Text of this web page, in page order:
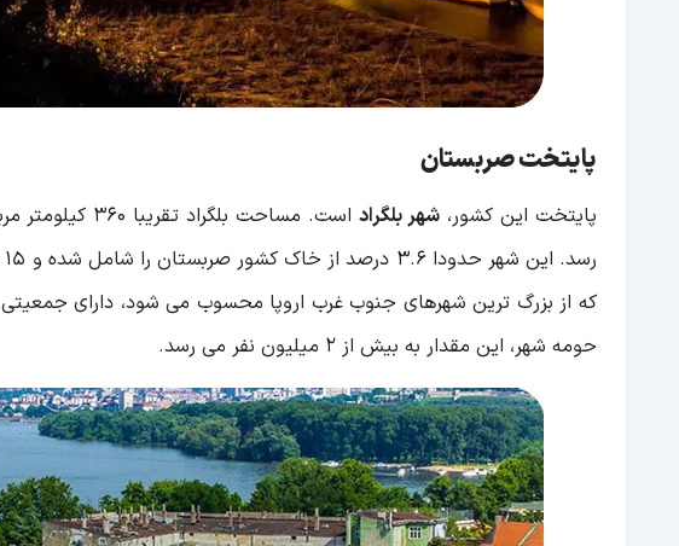
پایتخت صربستان
پایتخت این کشور، شهر بلگراد
حومه شهر، این مقدار به بیش از 2 میلیون نفر می رسد.